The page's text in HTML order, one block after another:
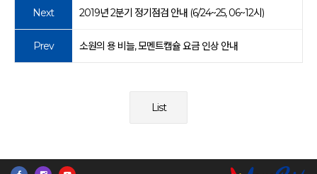
Next 2019년 2분기 정기점검 안내 (6/24~25, 06~12시)
Prev 소원의 용 비늘, 모멘트캡슐 요금 인상 안내
List